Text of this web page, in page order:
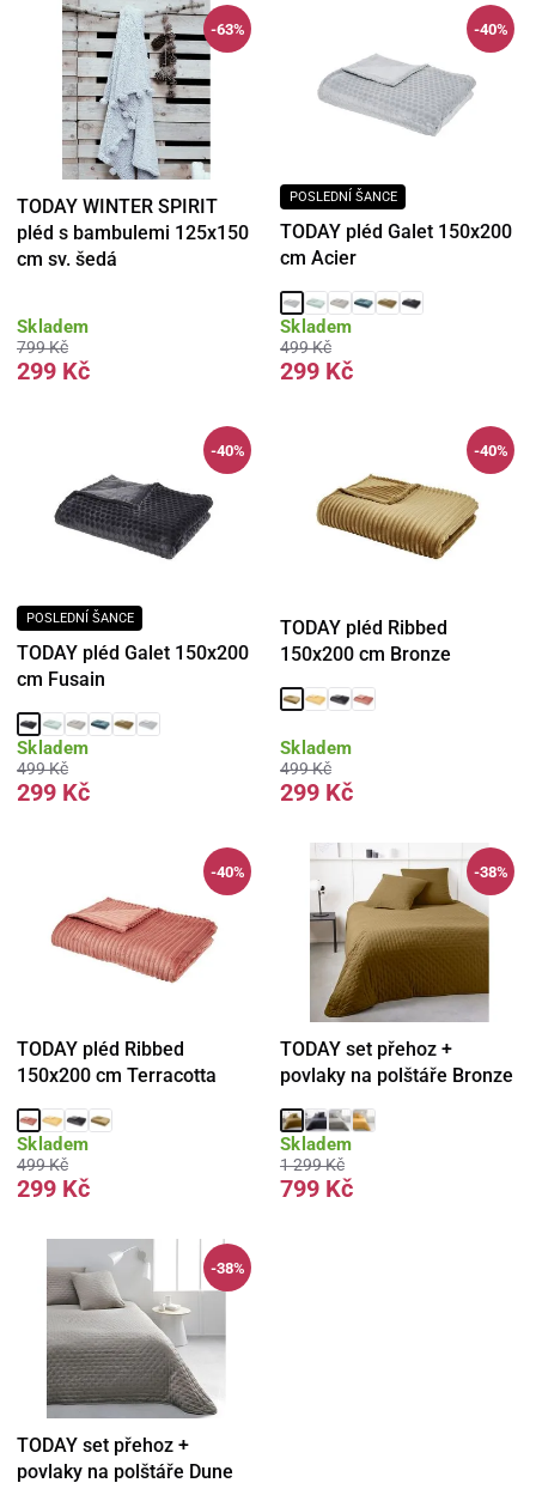
-63%
TODAY WINTER SPIRIT
pléd s bambulemi 125x150
cm sv. šedá
Skladem
799 Kč
299 Kč
-40%
POSLEDNÍ ŠANCE
TODAY pléd Galet 150x200
cm Acier
Skladem
499 Kč
299 Kč
-40%
POSLEDNÍ ŠANCE
TODAY pléd Galet 150x200
cm Fusain
Skladem
499 Kč
299 Kč
-40%
TODAY pléd Ribbed
150x200 cm Bronze
Skladem
499 Kč
299 Kč
-40%
TODAY pléd Ribbed
150x200 cm Terracotta
Skladem
499 Kč
299 Kč
-38%
TODAY set přehoz +
povlaky na polštáře Bronze
Skladem
1 299 Kč
799 Kč
-38%
TODAY set přehoz +
povlaky na polštáře Dune